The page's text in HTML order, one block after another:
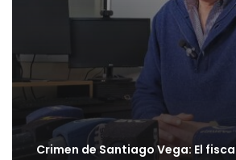
Crimen de Santiago Vega: El